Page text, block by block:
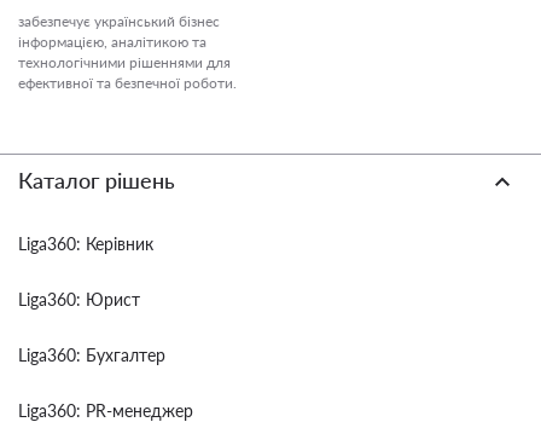
забезпечує український бізнес
інформацією, аналітикою та
технологічними рішеннями для
ефективної та безпечної роботи.
Каталог рішень
Liga360: Керівник
Liga360: Юрист
Liga360: Бухгалтер
Liga360: PR-менеджер